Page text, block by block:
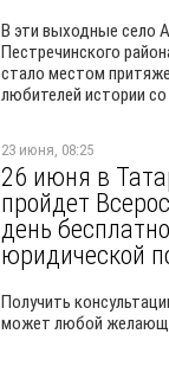
В эти выходные село
Пестречинского
стало местом
любителей истории
23 июня, 08:25
26 июня в
пройдет
день
юридической
Получить
может любой